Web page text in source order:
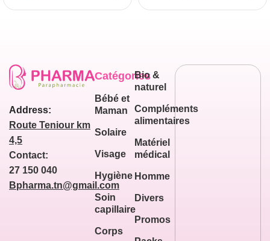
Address:
Route Teniour km
4,5
Contact:
27 150 040
Bpharma.tn@gmail.com
Catégories
Bébé et
Maman
Solaire
Visage
Hygiène
Soin
capillaire
Corps
Bio &
naturel
Compléments
alimentaires
Matériel
médical
Homme
Divers
Promos